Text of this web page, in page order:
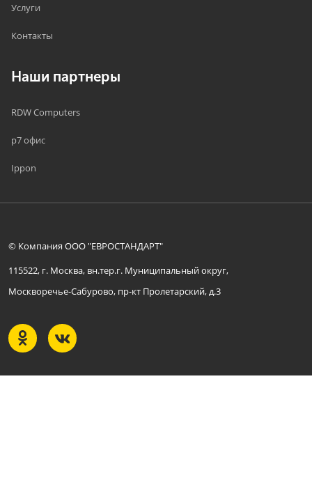
Услуги
Контакты
Наши партнеры
RDW Computers
р7 офис
Ippon
© Компания ООО "ЕВРОСТАНДАРТ"
115522, г. Москва, вн.тер.г. Муниципальный округ,
Москворечье-Сабурово, пр-кт Пролетарский, д.3